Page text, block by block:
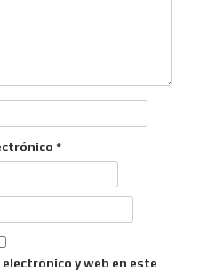
*
y web en este